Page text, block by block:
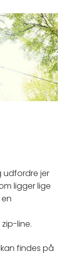
udfordre jer
ligger lige
line.
findes på